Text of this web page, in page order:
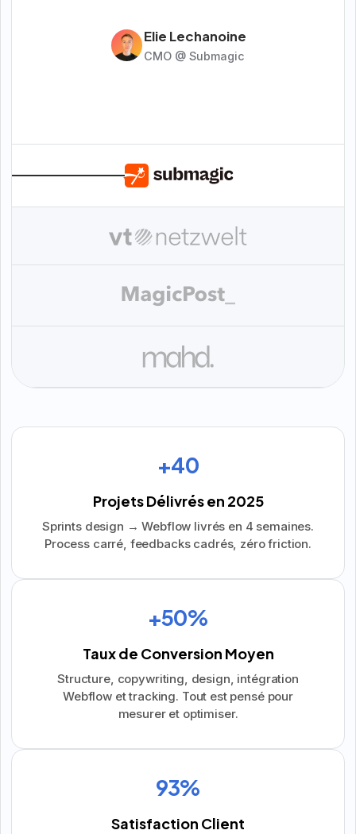
Elie Lechanoine
CMO @ Submagic
+40
Projets Délivrés en 2025
Sprints design → Webflow livrés en 4 semaines.
Process carré, feedbacks cadrés, zéro friction.
+50%
Taux de Conversion Moyen
Structure, copywriting, design, intégration
Webflow et tracking. Tout est pensé pour
mesurer et optimiser.
97%
Satisfaction Client